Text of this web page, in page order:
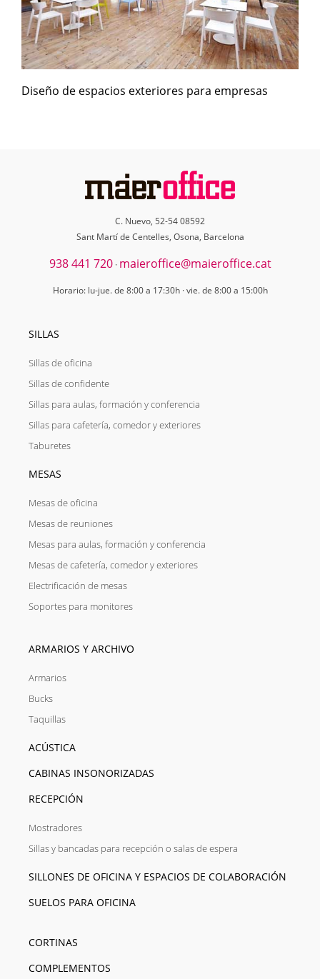
Diseño de espacios exteriores para empresas
C. Nuevo, 52-54 08592
Sant Martí de Centelles, Osona, Barcelona
938 441 720· maieroffice@maieroffice.cat
Horario: lu-jue. de 8:00 a 17:30h · vie. de 8:00 a 15:00h
SILLAS
Sillas de oficina
Sillas de confidente
Sillas para aulas, formación y conferencia
Sillas para cafetería, comedor y exteriores
Taburetes
MESAS
Mesas de oficina
Mesas de reuniones
Mesas para aulas, formación y conferencia
Mesas de cafetería, comedor y exteriores
Electrificación de mesas
Soportes para monitores
ARMARIOS Y ARCHIVO
Armarios
Bucks
Taquillas
ACÚSTICA
CABINAS INSONORIZADAS
RECEPCIÓN
Mostradores
Sillas y bancadas para recepción o salas de espera
SILLONES DE OFICINA Y ESPACIOS DE COLABORACIÓN
SUELOS PARA OFICINA
CORTINAS
COMPLEMENTOS